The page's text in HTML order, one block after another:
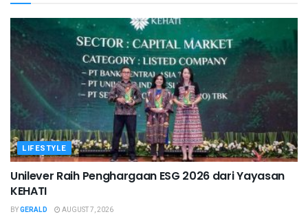
LIFESTYLE
Unilever Raih Penghargaan ESG 2026 dari Yayasan
KEHATI
BYGERALD AUGUST 7, 2026